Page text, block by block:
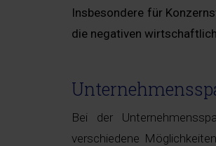
Insbesondere für
die negativen
Bei der
verschiedene